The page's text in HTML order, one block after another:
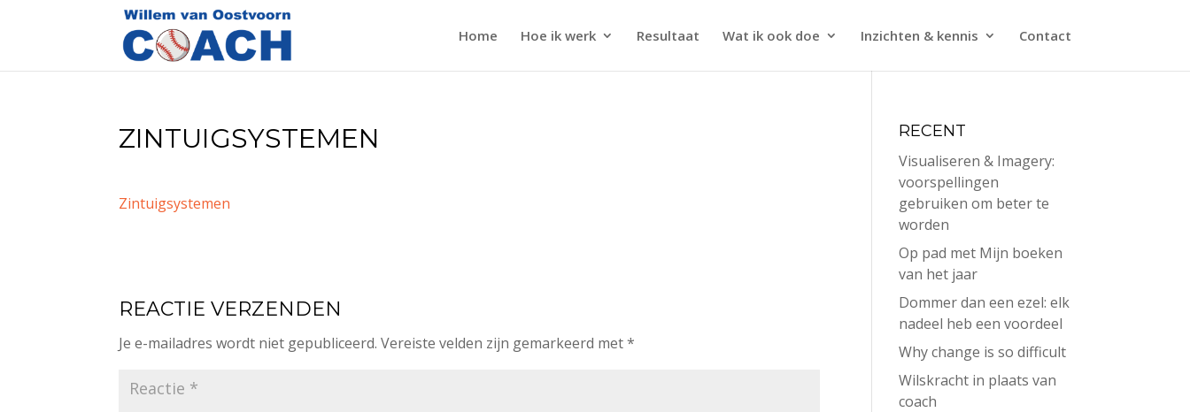
Home Hoe ik werk Resultaat Wat ik ook doe Inzichten & kennis Contact
ZINTUIGSYSTEMEN
Zintuigsystemen
REACTIE VERZENDEN
Je e-mailadres wordt niet gepubliceerd. Vereiste velden zijn gemarkeerd met*
RECENT
Visualiseren & Imagery:
voorspellingen
gebruiken om beter te
worden
Op pad met Mijn boeken
van het jaar
Dommer dan een ezel: elk
nadeel heb een voordeel
Why change is so difficult
Wilskracht in plaats van
coach